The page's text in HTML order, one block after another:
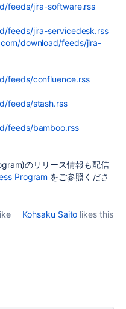
feeds/jira-software.rss
feeds/jira-servicedesk.rss
download/feeds/jira-
feeds/confluence.rss
feeds/stash.rss
feeds/bamboo.rss
のリリース情報も配信
Program をご参照くださ
Kohsaku Saito likes this